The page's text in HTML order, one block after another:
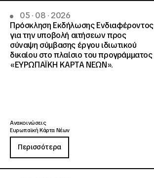
05 · 08 · 2026
Πρόσκληση Εκδήλωσης Ενδιαφέροντος
για την υποβολή αιτήσεων προς
σύναψη σύμβασης έργου ιδιωτικού
δικαίου στο πλαίσιο του προγράμματος
«ΕΥΡΩΠΑΪΚΗ ΚΑΡΤΑ ΝΕΩΝ».
Ανακοινώσεις
Ευρωπαϊκή Κάρτα Νέων
Περισσότερα